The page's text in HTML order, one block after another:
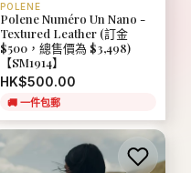
POLENE
Polene Numéro Un Nano -
Textured Leather (訂金
$500，總售價為 $3,498)
【SM1914】
HK$500.00
🚚 一件包郵